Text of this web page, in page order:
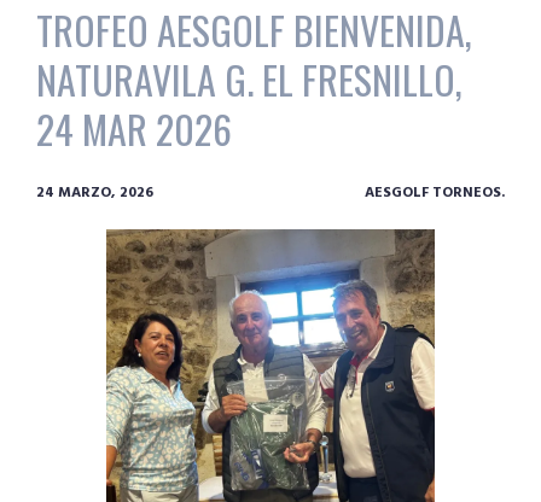
TROFEO AESGOLF BIENVENIDA,
NATURAVILA G. EL FRESNILLO,
24 MAR 2026
24 MARZO, 2026 AESGOLF TORNEOS.